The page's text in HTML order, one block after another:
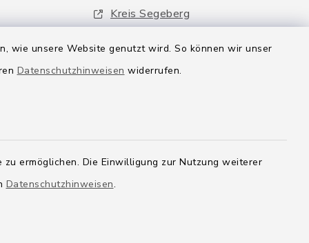
wie unsere Website genutzt wird. So können wir unser
Datenschutzhinweisen widerrufen.
ermöglichen. Die Einwilligung zur Nutzung weiterer
Datenschutzhinweisen.
Kreis Segeberg
Wege-Zweckverband